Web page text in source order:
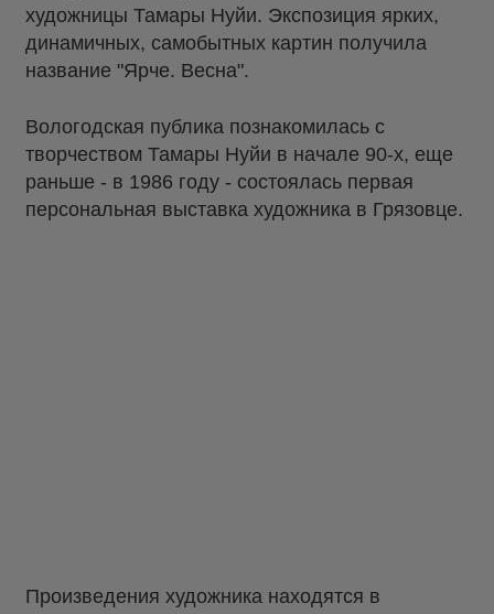
художницы Тамары Нуйи. Экспозиция ярких,
динамичных, самобытных картин получила
название "Ярче. Весна".
Вологодская публика познакомилась с
творчеством Тамары Нуйи в начале 90-х, еще
раньше - в 1986 году - состоялась первая
персональная выставка художника в Грязовце.
Произведения художника находятся в